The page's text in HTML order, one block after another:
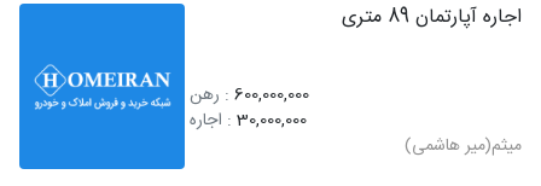
اجاره آپارتمان 89 متری
600,000,000 : رهن
30,000,000 : اجاره
میثم(میر هاشمی)